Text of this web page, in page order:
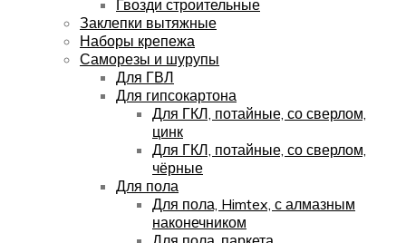
Гвозди строительные
Заклепки вытяжные
Наборы крепежа
Саморезы и шурупы
Для ГВЛ
Для гипсокартона
Для ГКЛ, потайные, со сверлом,
цинк
Для ГКЛ, потайные, со сверлом,
чёрные
Для пола
Для пола, Himtex, с алмазным
наконечником